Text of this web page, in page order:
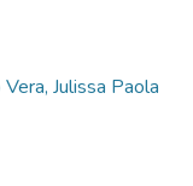
Julissa Paola